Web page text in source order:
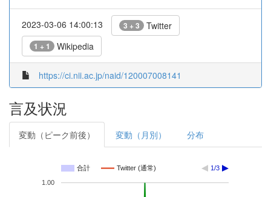
2023-03-06 14:00:13 3 + 3 Twitter
1 + 1 Wikipedia
https://ci.nii.ac.jp/naid/120007008141
言及状況
変動（ピーク前後） 変動（月別） 分布
合計 Twitter (通常) 1/3
1.00